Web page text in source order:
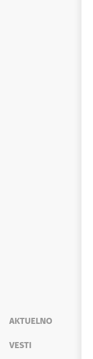
AKTUELNO
VESTI